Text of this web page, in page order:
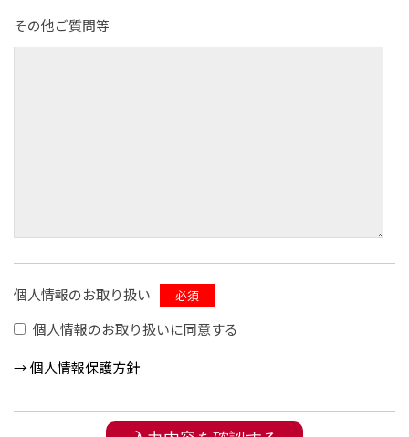
その他ご質問等
個人情報のお取り扱い 必須
個⼈情報のお取り扱いに同意する
→ 個⼈情報保護方針